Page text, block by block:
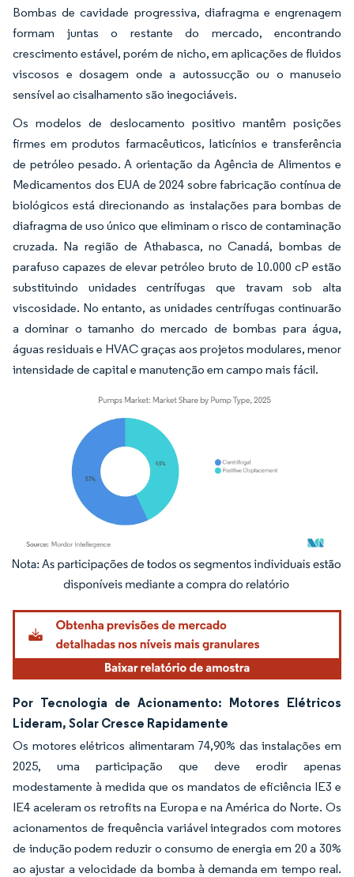
Bombas de cavidade progressiva, diafragma e engrenagem
formam juntas o restante do mercado, encontrando
crescimento estável, porém de nicho, em aplicações de fluidos
viscosos e dosagem onde a autossucção ou o manuseio
sensível ao cisalhamento são inegociáveis.
Os modelos de deslocamento positivo mantêm posições
firmes em produtos farmacêuticos, laticínios e transferência
de petróleo pesado. A orientação da Agência de Alimentos e
Medicamentos dos EUA de 2024 sobre fabricação contínua de
biológicos está direcionando as instalações para bombas de
diafragma de uso único que eliminam o risco de contaminação
cruzada. Na região de Athabasca, no Canadá, bombas de
parafuso capazes de elevar petróleo bruto de 10.000 cP estão
substituindo unidades centrífugas que travam sob alta
viscosidade. No entanto, as unidades centrífugas continuarão
a dominar o tamanho do mercado de bombas para água,
águas residuais e HVAC graças aos projetos modulares, menor
intensidade de capital e manutenção em campo mais fácil.
Imagem © Mordor Intelligence. O reuso requer atribuição conforme CC BY 4.0.
Por Tecnologia de Acionamento: Motores Elétricos
Lideram, Solar Cresce Rapidamente
Os motores elétricos alimentaram 74,90% das instalações em
2025, uma participação que deve erodir apenas
modestamente à medida que os mandatos de eficiência IE3 e
IE4 aceleram os retrofits na Europa e na América do Norte. Os
acionamentos de frequência variável integrados com motores
de indução podem reduzir o consumo de energia em 20 a 30%
ao ajustar a velocidade da bomba à demanda em tempo real.